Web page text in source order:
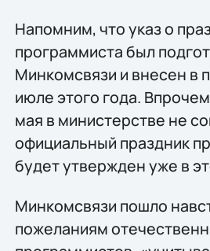
Напомним, что указ о
программиста был
Минкомсвязи и внесен в
июле этого года.
мая в министерстве не
официальный праздник
будет утвержден уже в
Минкомсвязи пошло
пожеланиям